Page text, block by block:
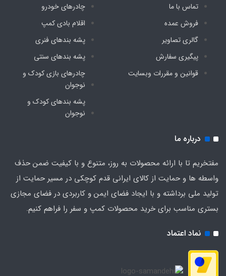
نماد اعتماد
تماس با ما
فروش عمده
گالری تصاویر
پیگیری سفارش
قوانین و مقررات وبسایت
چادرهای خودرو
اقلام بادی کمپ
پشه‌ بندهای فنری
پشه‌ بندهای سنتی
چادرهای بازی کودک و
نوجوان
پشه‌ بندهای کودک و
نوجوان
درباره ما
مفتخریم تا با ارائه محصولات به روز، متنوع و با کیفیت ضمن حذف
واسطه ها و حمایت از کالای ایرانی قدم کوچکی در مسیر حمایت از
تولید ملی برداشته و با ایجاد فضای ایمن و کاربردی در فضای مجازی
بستری مناسب برای خرید محصولات کمپ و سفر را فراهم کنیم.